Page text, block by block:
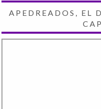
APEDREADOS, EL